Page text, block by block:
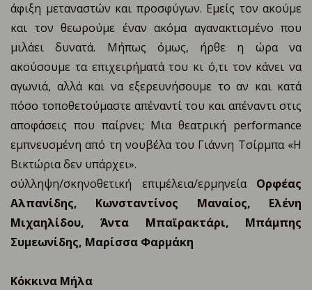
άφιξη μεταναστών και προσφύγων. Εμείς τον ακούμε
και τον θεωρούμε έναν ακόμα αγανακτισμένο που
μιλάει δυνατά. Μήπως όμως, ήρθε η ώρα να
ακούσουμε τα επιχειρήματά του κι ό,τι τον κάνει να
αγωνιά, αλλά και να εξερευνήσουμε το αν και κατά
πόσο τοποθετούμαστε απέναντί του και απέναντι στις
αποφάσεις που παίρνει; Μια θεατρική performance
εμπνευσμένη από τη νουβέλα του Γιάννη Τσίρμπα «Η
Βικτώρια δεν υπάρχει».
σύλληψη/σκηνοθετική επιμέλεια/ερμηνεία Ορφέας
Αλπανίδης, Κωνσταντίνος Μαναίος, Ελένη
Μιχαηλίδου, Άντα Μπαϊρακτάρι, Μπάμπης
Συμεωνίδης, Μαρίσσα Φαρμάκη
Κόκκινα Μήλα